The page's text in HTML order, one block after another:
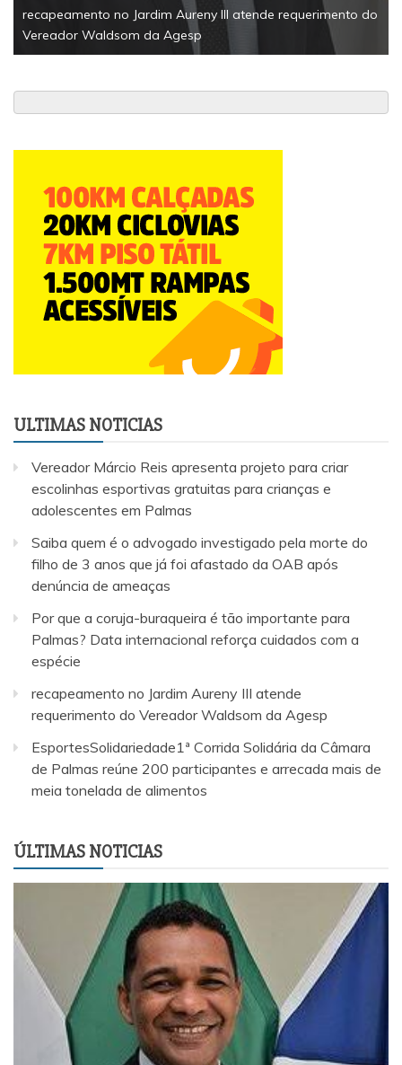
recapeamento no Jardim Aureny III atende requerimento do
Vereador Waldsom da Agesp
ULTIMAS NOTICIAS
Vereador Márcio Reis apresenta projeto para criar
escolinhas esportivas gratuitas para crianças e
adolescentes em Palmas
Saiba quem é o advogado investigado pela morte do
filho de 3 anos que já foi afastado da OAB após
denúncia de ameaças
Por que a coruja-buraqueira é tão importante para
Palmas? Data internacional reforça cuidados com a
espécie
recapeamento no Jardim Aureny III atende
requerimento do Vereador Waldsom da Agesp
EsportesSolidariedade1ª Corrida Solidária da Câmara
de Palmas reúne 200 participantes e arrecada mais de
meia tonelada de alimentos
ÚLTIMAS NOTICIAS